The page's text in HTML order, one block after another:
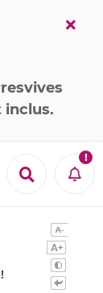
inclus.
